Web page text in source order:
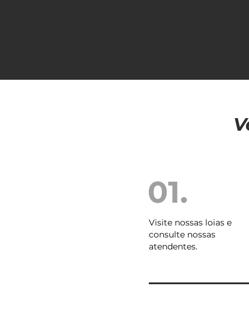
01.
Visite nossas loias e
consulte nossas
atendentes.